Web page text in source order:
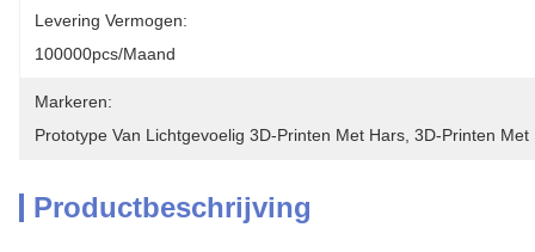
Levering Vermogen:
100000pcs/maand
Markeren:
Prototype Van Lichtgevoelig 3D-Printen Met Hars 3D-Printen Met
Productbeschrijving